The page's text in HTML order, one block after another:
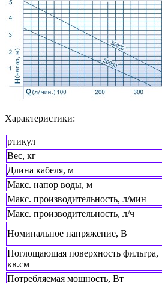
Характеристики:
ртикул
Вес, кг
Длина кабеля, м
Макс. напор воды, м
Макс. производительность, л/мин
Макс. производительность, л/ч
Номинальное напряжение, В
Поглощающая поверхность фильтра,
кв.см
Потребляемая мощность, Вт